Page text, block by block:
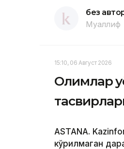
без
Муаллиф
15:10, 06 Август 2026
Олимлар
ASTANА.
кўрилмаган